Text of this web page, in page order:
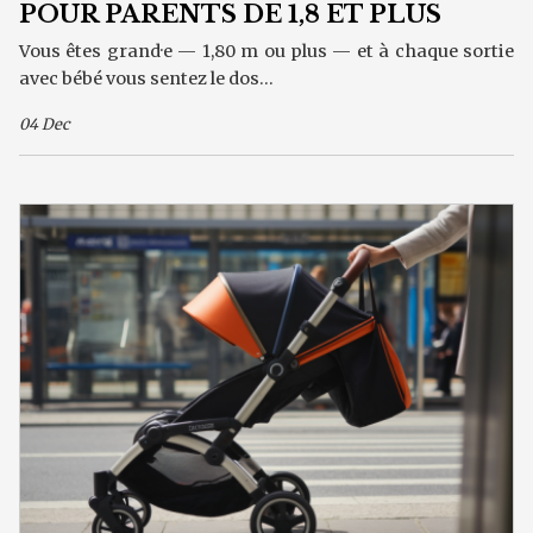
POUR PARENTS DE 1,8 ET PLUS
Vous êtes grand·e — 1,80 m ou plus — et à chaque sortie
avec bébé vous sentez le dos...
04 Dec